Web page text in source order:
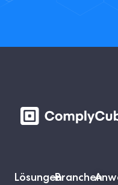
LösungenBranchen